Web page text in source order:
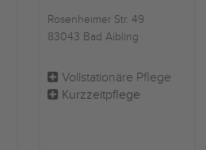
Rosenheimer Str. 49
83043 Bad Aibling
Vollstationäre Pflege
Kurzzeitpflege